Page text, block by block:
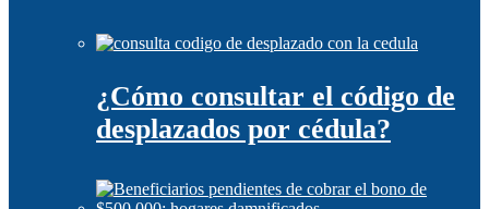
¿Cómo consultar el código de
desplazados por cédula?